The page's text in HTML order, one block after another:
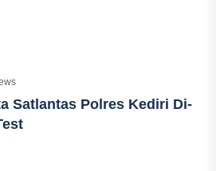
Satlantas Polres Kediri Di-